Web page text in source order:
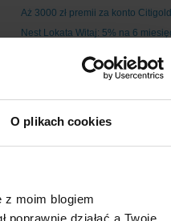
O plikach cookies
z moim blogiem
działać a Twoje
Aż 3000 zł premii za konto
Nest Lokata Witaj: 5% na 6
1,7% do 100 tys. zł (dla nowych
Promocja dla obecnych klientów
Gwarantowana premia 400 zł do
do ...
Więcej od Santander Banku!
Do 300 zł premii za konto w